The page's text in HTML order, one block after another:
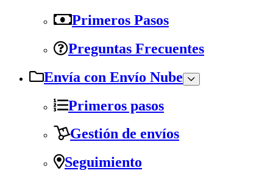
Primeros Pasos
Preguntas Frecuentes
Envía con Envío Nube
Primeros pasos
Gestión de envíos
Seguimiento